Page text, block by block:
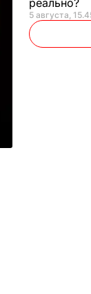
реально?
5 августа,